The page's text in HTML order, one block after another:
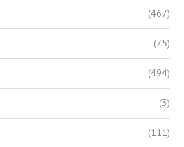
(467)
(75)
(494)
(3)
(111)